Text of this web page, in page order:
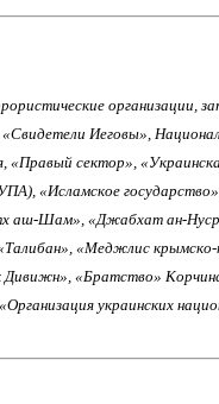
организации,
Иеговы»,
«Правый сектор»,
«Исламское
Шам», «Джабхат ан-
«Меджлис крымско-
«Братство»
украинских